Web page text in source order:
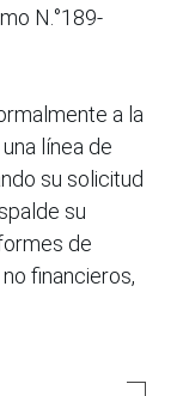
N.°189-
a la
línea de
su solicitud
su
de
financieros,